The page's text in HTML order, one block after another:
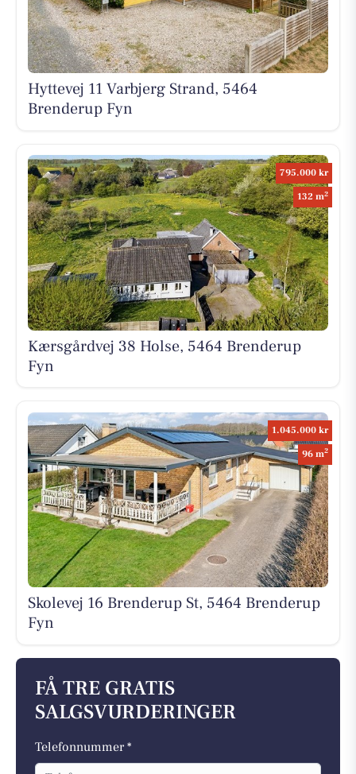
Hyttevej 11 Varbjerg Strand, 5464
Brenderup Fyn
795.000 kr
132 m2
Kærsgårdvej 38 Holse, 5464 Brenderup
Fyn
1.045.000 kr
96 m2
Skolevej 16 Brenderup St, 5464 Brenderup
Fyn
FÅ TRE GRATIS
SALGSVURDERINGER
Telefonnummer *